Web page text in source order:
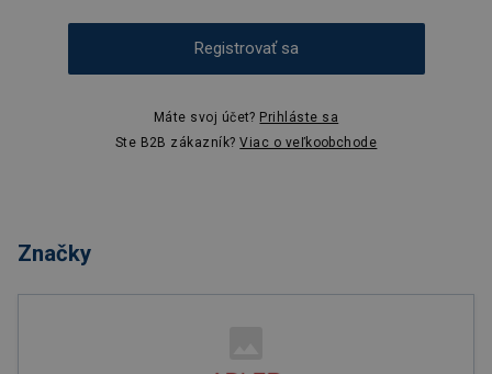
Registrovať sa
Máte svoj účet? Prihláste sa
Ste B2B zákazník?Viac o veľkoobchode
Značky